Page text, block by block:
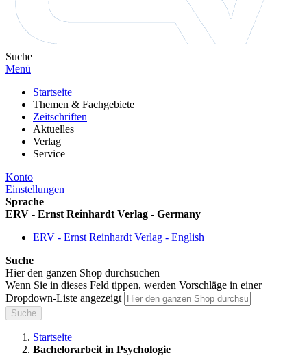
Suche
Menü
Startseite
Themen & Fachgebiete
Zeitschriften
Aktuelles
Verlag
Service
Konto
Einstellungen
Sprache
ERV - Ernst Reinhardt Verlag - Germany
ERV - Ernst Reinhardt Verlag - English
Suche
Hier den ganzen Shop durchsuchen
Wenn Sie in dieses Feld tippen, werden Vorschläge in einer
Dropdown-Liste angezeigt
Suche
Startseite
Bachelorarbeit in Psychologie